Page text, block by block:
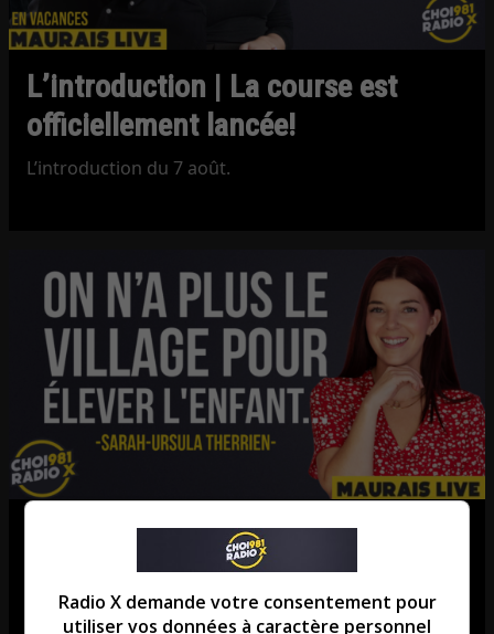
L’introduction | La course est
officiellement lancée!
L’introduction du 7 août.
Sarah-Ursula Therrien | Est-ce que
nos attentes envers les enfants
sont réalistes?
Radio X demande votre consentement pour
utiliser vos données à caractère personnel